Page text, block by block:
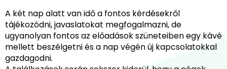
A két nap alatt van idő a fontos kérdésekről
tájékozódni, javaslatokat megfogalmazni, de
ugyanolyan fontos az előadások szüneteiben egy kávé
mellett beszélgetni és a nap végén új kapcsolatokkal
gazdagodni.